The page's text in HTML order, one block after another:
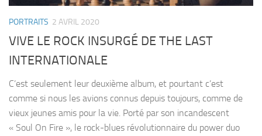
PORTRAITS 2 AVRIL 2020
VIVE LE ROCK INSURGÉ DE THE LAST
INTERNATIONALE
C’est seulement leur deuxième album, et pourtant c’est
comme si nous les avions connus depuis toujours, comme de
vieux jeunes amis pour la vie. Porté par son incandescent
« Soul On Fire », le rock-blues révolutionnaire du power duo